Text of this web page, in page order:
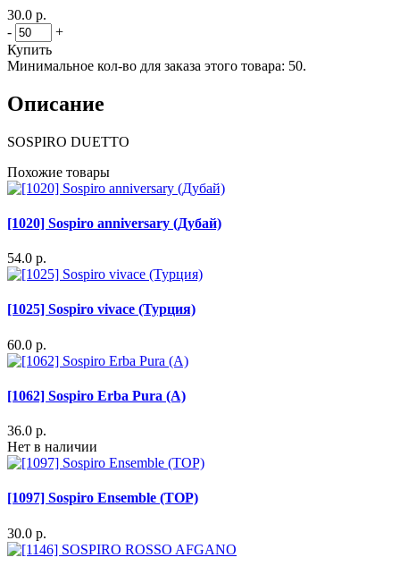
30.0 р.
-
+
Купить
Минимальное кол-во для заказа этого товара: 50.
Описание
SOSPIRO DUETTO
Похожие товары
[1020] Sospiro anniversary (Дубай)
54.0 р.
[1025] Sospiro vivace (Турция)
60.0 р.
[1062] Sospiro Erba Pura (A)
36.0 р.
Нет в наличии
[1097] Sospiro Ensemble (TOP)
30.0 р.